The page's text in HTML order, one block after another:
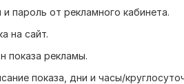
и пароль от рекламного кабинета.
на сайт.
показа рекламы.
показа, дни и часы/